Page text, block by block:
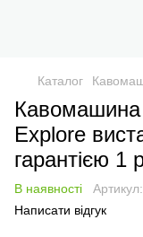
Каталог
Explore
гарантією 1
В наявності Артикул:
Написати відгук